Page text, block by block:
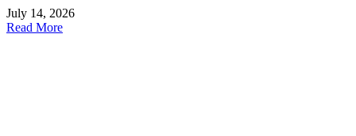
July 14, 2026
Read More